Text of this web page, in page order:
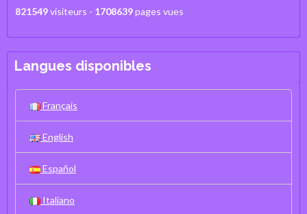
821549visiteurs - 1708639pages vues
Langues disponibles
Français
English
Español
Italiano